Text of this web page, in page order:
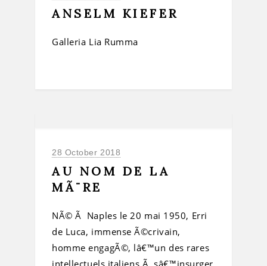
ANSELM KIEFER
Galleria Lia Rumma
28 October 2018
AU NOM DE LA
MÃ¨RE
NÃ© Ã Naples le 20 mai 1950, Erri
de Luca, immense Ã©crivain,
homme engagÃ©, lâ€™un des rares
intellectuels italiens Ã sâ€™insurger